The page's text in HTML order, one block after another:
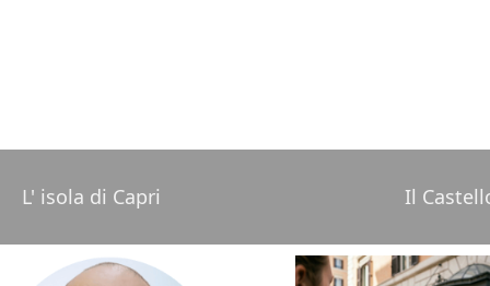
L' isola di Capri Il